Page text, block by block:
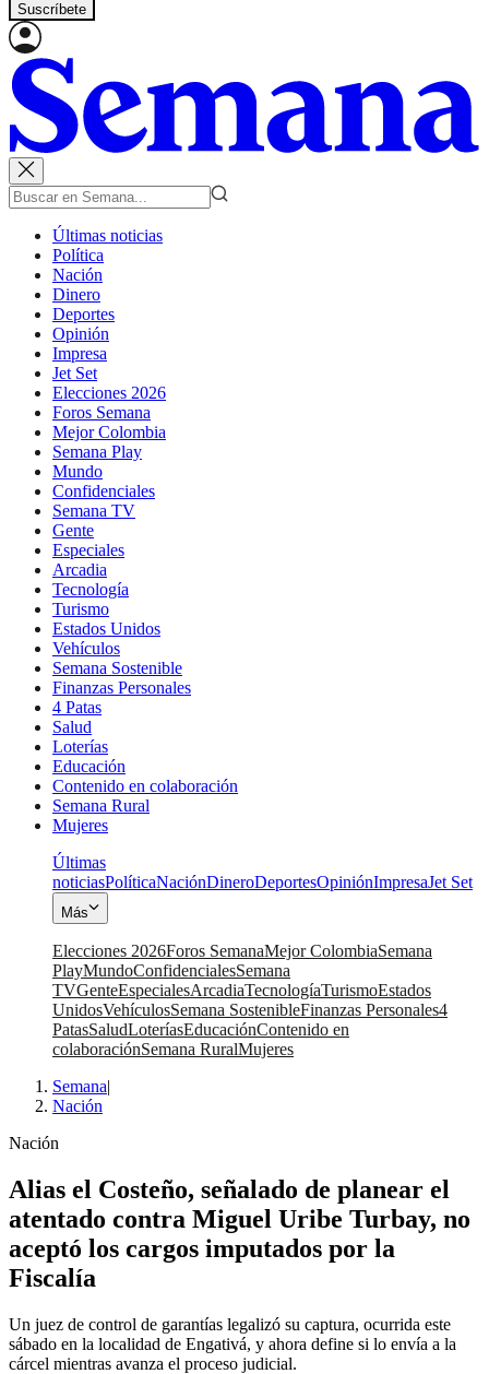
Suscríbete
Últimas noticias
Política
Nación
Dinero
Deportes
Opinión
Impresa
Jet Set
Elecciones 2026
Foros Semana
Mejor Colombia
Semana Play
Mundo
Confidenciales
Semana TV
Gente
Especiales
Arcadia
Tecnología
Turismo
Estados Unidos
Vehículos
Semana Sostenible
Finanzas Personales
4 Patas
Salud
Loterías
Educación
Contenido en colaboración
Semana Rural
Mujeres
Últimas
noticiasPolíticaNaciónDineroDeportesOpiniónImpresaJet Set
Más
Elecciones 2026Foros SemanaMejor ColombiaSemana
PlayMundoConfidencialesSemana
TVGenteEspecialesArcadiaTecnologíaTurismoEstados
UnidosVehículosSemana SostenibleFinanzas Personales4
PatasSaludLoteríasEducaciónContenido en
colaboraciónSemana RuralMujeres
Semana|
Nación
Nación
Alias el Costeño, señalado de planear el
atentado contra Miguel Uribe Turbay, no
aceptó los cargos imputados por la
Fiscalía
Un juez de control de garantías legalizó su captura, ocurrida este
sábado en la localidad de Engativá, y ahora define si lo envía a la
cárcel mientras avanza el proceso judicial.